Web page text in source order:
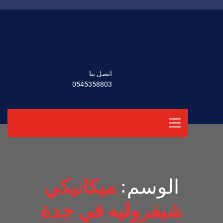
اتصل بنا
0545358803
الوسم: ميكانيكي
شيفروليه في جدة